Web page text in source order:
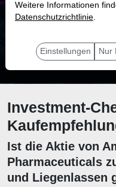
mit
Investment-
Ist die Aktie von
Pharmaceuticals
und Liegenlassen
Weitere Informationen
Datenschutzrichtlinie.
Einstellungen Nur